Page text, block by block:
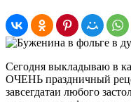
Сегодня выкладываю в
ОЧЕНЬ праздничный
завсегдатаи любого